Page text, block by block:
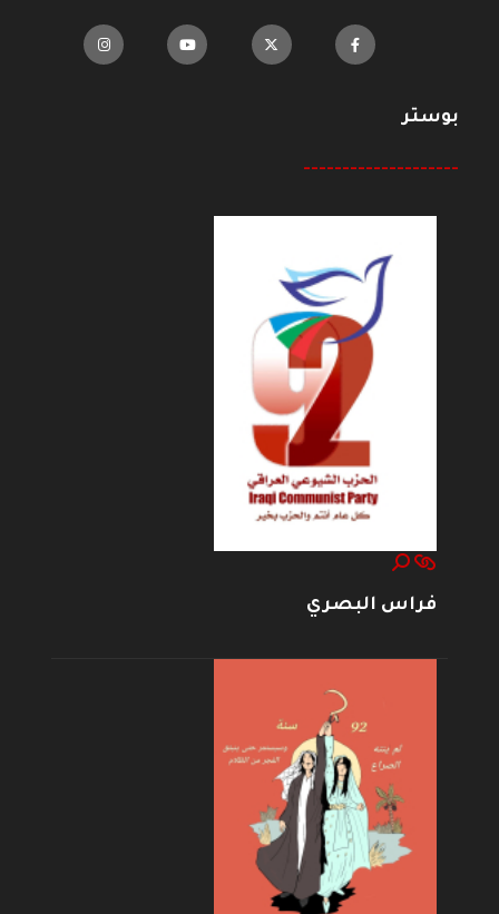
بوستر
--------------------
فراس البصري